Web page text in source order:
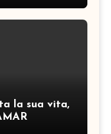
la sua vita,